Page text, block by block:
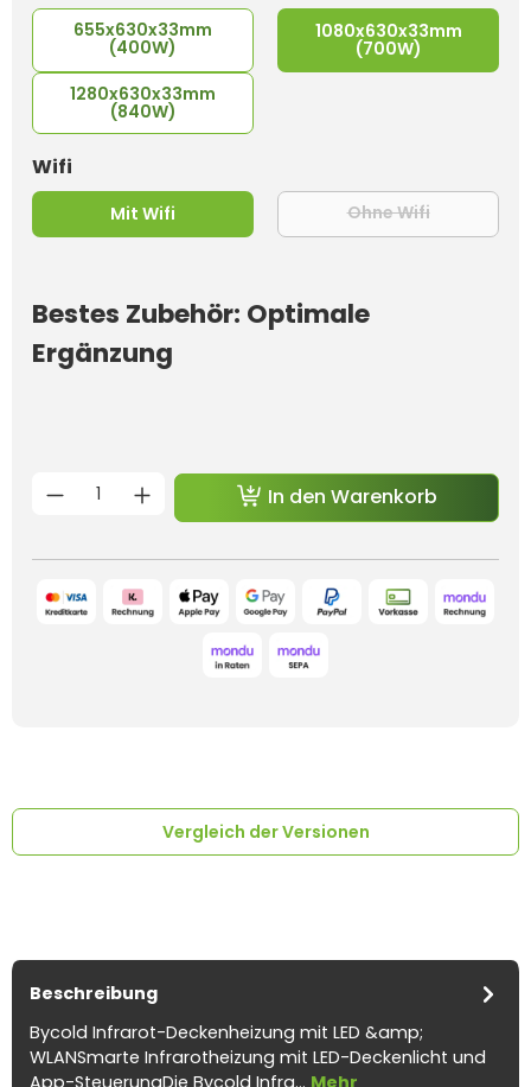
655x630x33mm
(400W)
1080x630x33mm
(700W)
1280x630x33mm
(840W)
Wifi
Mit Wifi Ohne Wifi(Diese
Bestes Zubehör: Optimale
Ergänzung
Produkt Anzahl: Gib den
In den Warenkorb
Vergleich der Versionen
Beschreibung
Bycold Infrarot-Deckenheizung mit LED &amp;
WLANSmarte Infrarotheizung mit LED-Deckenlicht und
App-SteuerungDie Bycold Infra… Mehr